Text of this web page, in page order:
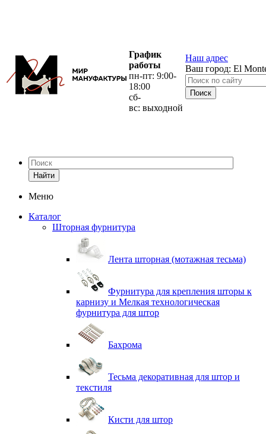
График
работы
пн-пт: 9:00-
18:00
сб-
вс: выходной
Наш адрес
Ваш город: El
Найти
Меню
Каталог
Шторная фурнитура
Лента шторная (мотажная тесьма)
Фурнитура для крепления шторы к
карнизу и Мелкая технологическая
фурнитура для штор
Бахрома
Тесьма декоративная для штор и
текстиля
Кисти для штор